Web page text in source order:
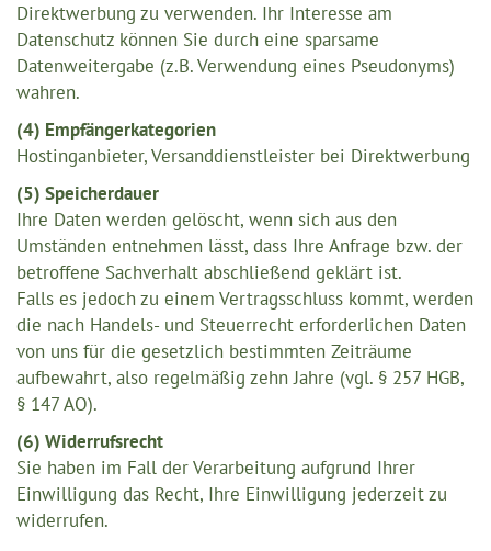
Direktwerbung zu verwenden. Ihr Interesse am
Datenschutz können Sie durch eine sparsame
Datenweitergabe (z.B. Verwendung eines Pseudonyms)
wahren.
(4) Empfängerkategorien
Hostinganbieter, Versanddienstleister bei Direktwerbung
(5) Speicherdauer
Ihre Daten werden gelöscht, wenn sich aus den
Umständen entnehmen lässt, dass Ihre Anfrage bzw. der
betroffene Sachverhalt abschließend geklärt ist.
Falls es jedoch zu einem Vertragsschluss kommt, werden
die nach Handels- und Steuerrecht erforderlichen Daten
von uns für die gesetzlich bestimmten Zeiträume
aufbewahrt, also regelmäßig zehn Jahre (vgl. § 257 HGB,
§ 147 AO).
(6) Widerrufsrecht
Sie haben im Fall der Verarbeitung aufgrund Ihrer
Einwilligung das Recht, Ihre Einwilligung jederzeit zu
widerrufen.